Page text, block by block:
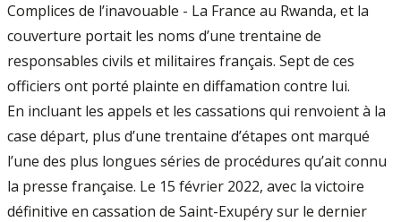
Complices de l’inavouable - La France au Rwanda, et la
couverture portait les noms d’une trentaine de
responsables civils et militaires français. Sept de ces
officiers ont porté plainte en diffamation contre lui.
En incluant les appels et les cassations qui renvoient à la
case départ, plus d’une trentaine d’étapes ont marqué
l’une des plus longues séries de procédures qu’ait connu
la presse française. Le 15 février 2022, avec la victoire
définitive en cassation de Saint-Exupéry sur le dernier